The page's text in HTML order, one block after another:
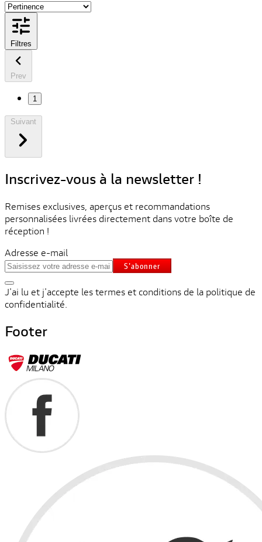
Filtres
Prev
1
Inscrivez-vous à la newsletter !
Remises exclusives, aperçus et recommandations
personnalisées livrées directement dans votre boîte de
réception !
Adresse e-mail
S'abonner
J'ai lu et j'accepte les termes et conditions de la politique de
confidentialité.
Footer